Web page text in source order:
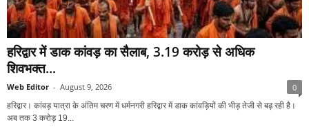
हरिद्वार में डाक कांवड़ का सैलाब, 3.19 करोड़ से अधिक
शिवभक्त...
Web Editor - August 9, 2026 0
हरिद्वार। कांवड़ यात्रा के अंतिम चरण में धर्मनगरी हरिद्वार में डाक कांवड़ियों की भीड़ तेजी से बढ़ रही है।
अब तक 3 करोड़ 19...